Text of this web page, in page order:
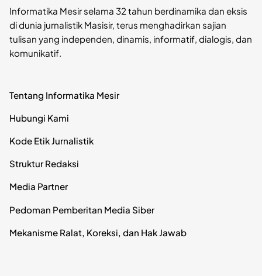
Informatika Mesir selama 32 tahun berdinamika dan eksis
di dunia jurnalistik Masisir, terus menghadirkan sajian
tulisan yang independen, dinamis, informatif, dialogis, dan
komunikatif.
Tentang Informatika Mesir
Hubungi Kami
Kode Etik Jurnalistik
Struktur Redaksi
Media Partner
Pedoman Pemberitan Media Siber
Mekanisme Ralat, Koreksi, dan Hak Jawab